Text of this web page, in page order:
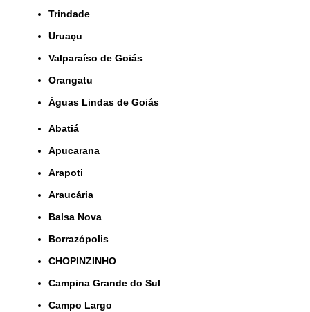
Trindade
Uruaçu
Valparaíso de Goiás
orangatu
Águas Lindas de Goiás
Abatiá
Apucarana
Arapoti
Araucária
Balsa Nova
Borrazópolis
CHOPINZINHO
Campina Grande do Sul
Campo Largo